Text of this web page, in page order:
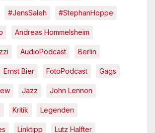
#JensSaleh #StephanHoppe
Andreas Hommelsheim
AudioPodcast Berlin
Ernst Bier FotoPodcast Gags
Jazz John Lennon
Kritik Legenden
Linktipp Lutz Halfter